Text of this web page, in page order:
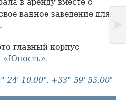
в аренду вместе с
ванное заведение для
главный корпус
«Юность».
24' 10.00", +33° 59' 55.00"